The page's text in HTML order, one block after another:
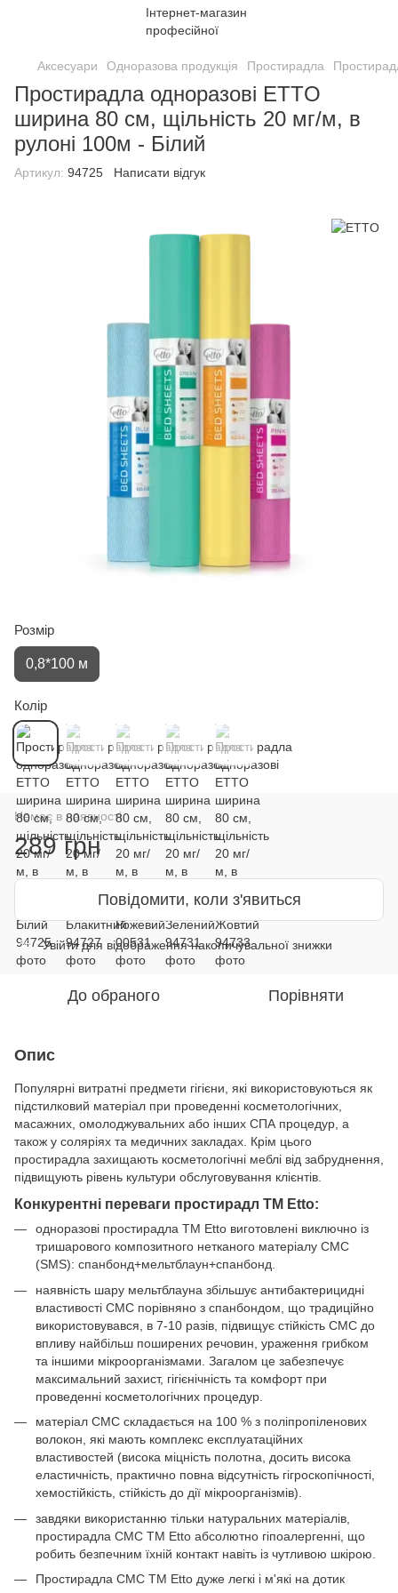
Аксесуари Одноразова продукція Простирадла
Простирадла одноразові ETTO
ширина 80 см, щільність 20 мг/м, в
рулоні 100м - Білий
Артикул: 94725 Написати відгук
Розмір
0,8*100 м
Колір
Немає в наявності
289 грн
Повідомити, коли з'явиться
% Увійтидля відображення накопичувальної знижки
До обраного Порівняти
Опис
Популярні витратні предмети гігієни, які використовуються як
підстилковий матеріал при проведенні косметологічних,
масажних, омолоджувальних або інших СПА процедур, а
також у соляріях та медичних закладах. Крім цього
простирадла захищають косметологічні меблі від забруднення,
підвищують рівень культури обслуговування клієнтів.
Конкурентні переваги простирадл ТМ Etto:
одноразові простирадла ТМ Etto виготовлені виключно із
тришарового композитного нетканого матеріалу СМС
(SMS): спанбонд+мельтблаун+спанбонд.
наявність шару мельтблауна збільшує антибактерицидні
властивості СМС порівняно з спанбондом, що традиційно
використовувався, в 7-10 разів, підвищує стійкість СМС до
впливу найбільш поширених речовин, ураження грибком
та іншими мікроорганізмами. Загалом це забезпечує
максимальний захист, гігієнічність та комфорт при
проведенні косметологічних процедур.
матеріал СМС складається на 100 % з поліпропіленових
волокон, які мають комплекс експлуатаційних
властивостей (висока міцність полотна, досить висока
еластичність, практично повна відсутність гігроскопічності,
хемостійкість, стійкість до дії мікроорганізмів).
завдяки використанню тільки натуральних матеріалів,
простирадла СМС ТМ Etto абсолютно гіпоалергенні, що
робить безпечним їхній контакт навіть із чутливою шкірою.
Простирадла СМС ТМ Etto дуже легкі і м'які на дотик